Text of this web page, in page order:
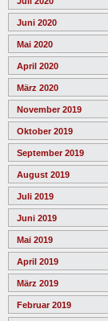
Juni 2020
Mai 2020
April 2020
März 2020
November 2019
Oktober 2019
September 2019
August 2019
Juli 2019
Juni 2019
Mai 2019
April 2019
März 2019
Februar 2019